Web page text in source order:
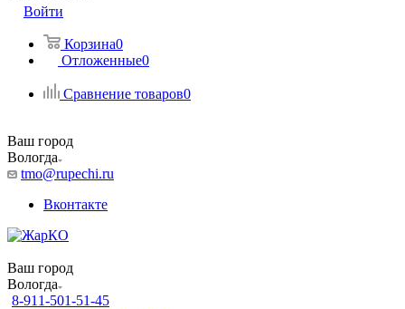
Войти
Корзина0
Отложенные0
Сравнение товаров0
Ваш город
Вологда
tmo@rupechi.ru
Вконтакте
Ваш город
Вологда
8-911-501-51-45